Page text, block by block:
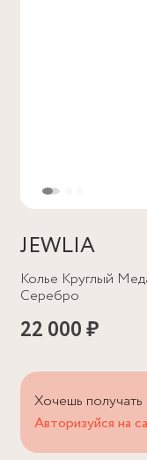
JEWLIA
Колье Круглый
Серебро
22 000 ₽
Хочешь
Авторизуйся на